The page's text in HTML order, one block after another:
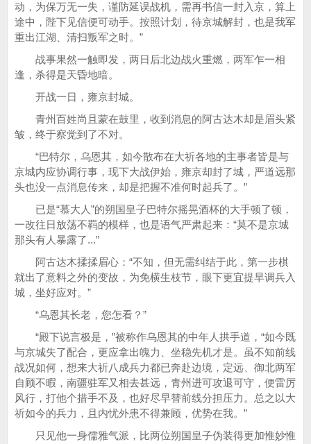
动，为保万无一失，谨防延误战机，需再书信一封入京，算上
途中，陛下见信便可动手。按照计划，待京城解封，也是我军
重出江湖、清扫叛军之时。”
战事果然一触即发，两日后北边战火重燃，两军乍一相
逢，杀得是天昏地暗。
开战一日，雍京封城。
青州百姓尚且蒙在鼓里，收到消息的阿古达木却是眉头紧
皱，终于察觉到了不对。
“巴特尔，乌恩其，如今散布在大祈各地的主事者皆是与
京城内应协调行事，现下大战伊始，雍京却封了城，严道远那
头也没一点消息传来，却是把握不准何时起兵了。”
已是“慕大人”的朔国皇子巴特尔摇晃酒杯的大手顿了顿，
一改往日放荡不羁的模样，也是语气严肃起来：“莫不是京城
那头有人暴露了...”
阿古达木揉揉眉心：“不知，但无需纠结于此，第一步棋
就出了意料之外的变故，为免横生枝节，眼下更宜提早调兵入
城，坐好应对。”
“乌恩其长老，您怎看？”
“殿下说言极是，”被称作乌恩其的中年人拱手道，“如今既
与京城失了配合，更应拿出魄力、坐稳先机才是。虽不知前线
战况如何，想来大祈八成兵力都已奔赴边境，定远、御北两军
自顾不暇，南疆驻军又相去甚远，青州进可攻退可守，便雷厉
风行，打他个措手不及，也好尽早替前线分担压力。总之以大
祈如今的兵力，且内忧外患不得兼顾，优势在我。”
只见他一身儒雅气派，比两位朔国皇子伪装得更加惟妙惟